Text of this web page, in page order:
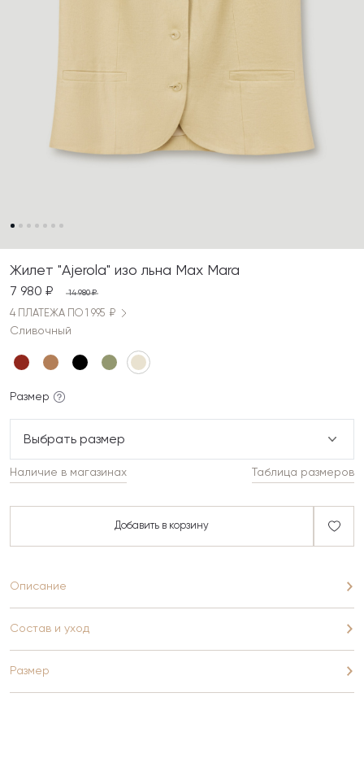
Жилет "Ajerola" изо льна Max Mara
7 980 ₽ 14 980 ₽
4 ПЛАТЕЖА ПО 1 995 ₽
Сливочный
Размер
Выбрать размер
Таблица размеров
Наличие в магазинах
Добавить в корзину
Описание
Состав и уход
Размер